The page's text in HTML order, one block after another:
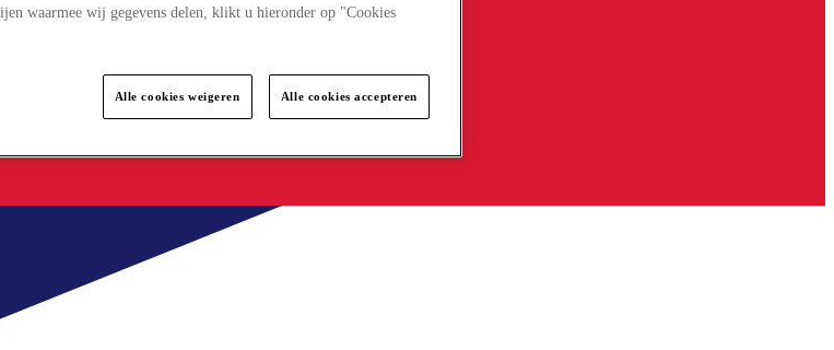
waarmee wij gegevens delen, klikt u hieronder op "Cookies
Alle cookies weigeren Alle cookies accepteren